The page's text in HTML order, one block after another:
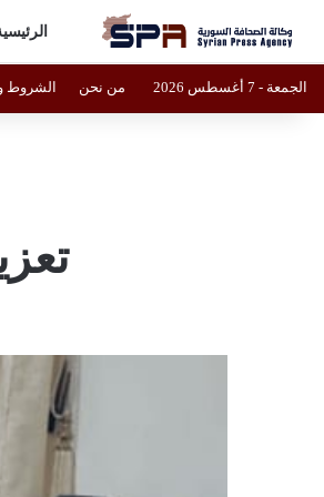
الجمعة - 7 أغسطس 2026 من نحن الشروط